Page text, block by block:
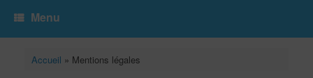
Menu
Accueil » Mentions légales